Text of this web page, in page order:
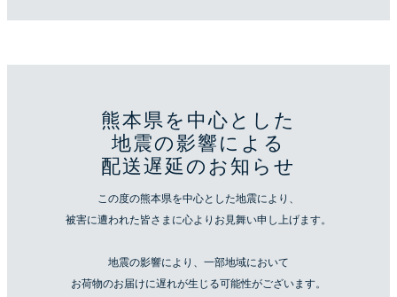
熊本県を中心とした
地震の影響による
配送遅延のお知らせ
この度の熊本県を中心とした地震により、
被害に遭われた皆さまに心よりお見舞い申し上げます。
地震の影響により、一部地域において
お荷物のお届けに遅れが生じる可能性がございます。